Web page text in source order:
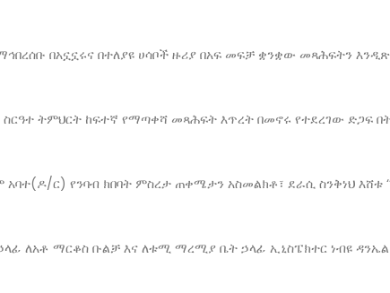
በአኗኗሩና በተለያዩ ሀሳቦች ዙሪያ በአፍ መፍቻ ቋንቋው መጻሕፍትን
ትምህርት ከፍተኛ የማጣቀሻ መጻሕፍት እጥረት በመኖሩ የተደረገው ድጋፍ
ር) የንባብ ክበባት ምስረታ ጠቀሜታን አስመልክቶ፣ ደራሲ ስንቅነህ እሸቱ
ለአቶ ማርቆስ ቡልቻ እና ለቱሚ ማረሚያ ቤት ኃላፊ ኢኒስፔክተር ነብዩ ዳንኤል